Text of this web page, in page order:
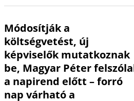
Módosítják a
költségvetést, új
képviselők mutatkoznak
be, Magyar Péter
a napirend előtt – forró
nap várható a